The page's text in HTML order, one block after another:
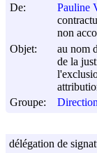
De:
Pauline
non
Objet:
au nom
de la
Groupe:
délégation de